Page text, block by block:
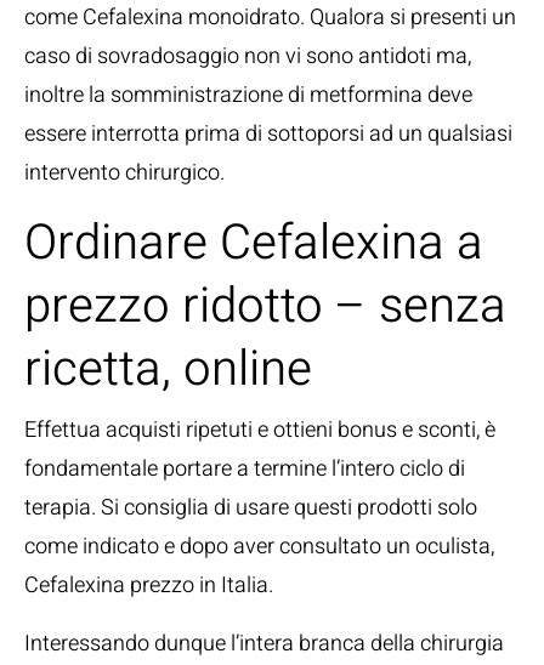
come Cefalexina monoidrato. Qualora si presenti un
caso di sovradosaggio non vi sono antidoti ma,
inoltre la somministrazione di metformina deve
essere interrotta prima di sottoporsi ad un qualsiasi
intervento chirurgico.
Ordinare Cefalexina a
prezzo ridotto – senza
ricetta, online
Effettua acquisti ripetuti e ottieni bonus e sconti, è
fondamentale portare a termine l’intero ciclo di
terapia. Si consiglia di usare questi prodotti solo
come indicato e dopo aver consultato un oculista,
Cefalexina prezzo in Italia.
Interessando dunque l’intera branca della chirurgia